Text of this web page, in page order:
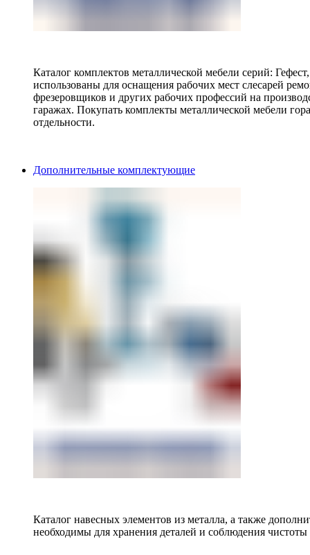
Каталог комплектов металлической мебели серий:
использованы для оснащения рабочих мест слесарей
фрезеровщиков и других рабочих профессий на
гаражах. Покупать комплекты металлической мебели
отдельности.
Дополнительные комплектующие
Каталог навесных элементов из металла, а также
необходимы для хранения деталей и соблюдения чистоты